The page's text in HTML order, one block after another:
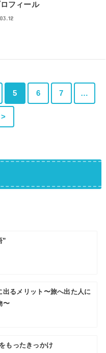
フィール
5 6 7 …
>
”
出るメリット〜旅へ出た人に
〜
もったきっかけ